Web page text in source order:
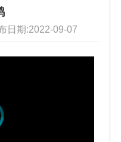
日期:2022-09-07